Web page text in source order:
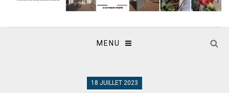
MENU
18 JUILLET 2023